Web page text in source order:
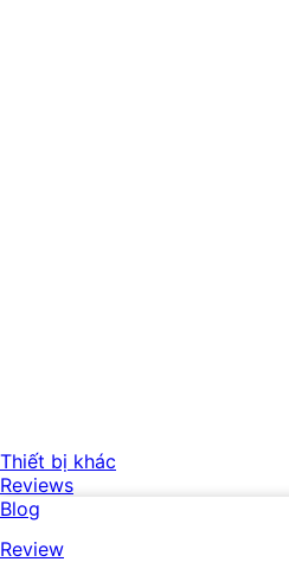
Thiết bị khác
Reviews
Blog
Review